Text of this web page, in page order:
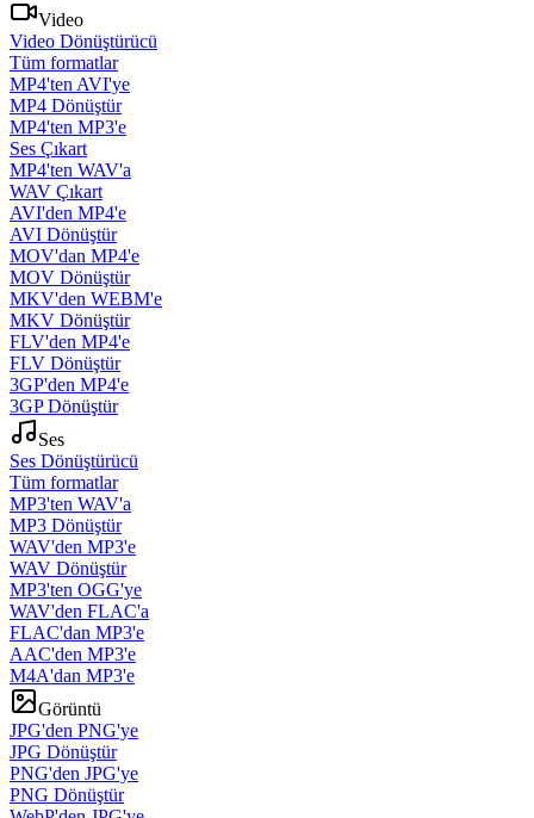
Video
Video Dönüştürücü
Tüm formatlar
MP4'ten AVI'ye
MP4 Dönüştür
MP4'ten MP3'e
Ses Çıkart
MP4'ten WAV'a
WAV Çıkart
AVI'den MP4'e
AVI Dönüştür
MOV'dan MP4'e
MOV Dönüştür
MKV'den WEBM'e
MKV Dönüştür
FLV'den MP4'e
FLV Dönüştür
3GP'den MP4'e
3GP Dönüştür
Ses
Ses Dönüştürücü
Tüm formatlar
MP3'ten WAV'a
MP3 Dönüştür
WAV'den MP3'e
WAV Dönüştür
MP3'ten OGG'ye
WAV'den FLAC'a
FLAC'dan MP3'e
AAC'den MP3'e
M4A'dan MP3'e
Görüntü
JPG'den PNG'ye
JPG Dönüştür
PNG'den JPG'ye
PNG Dönüştür